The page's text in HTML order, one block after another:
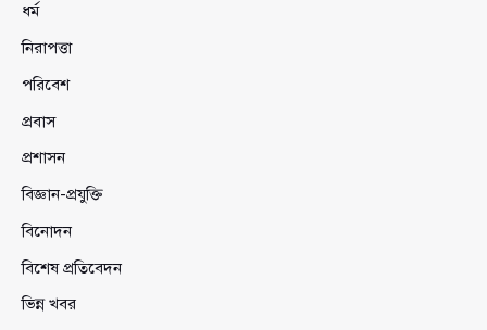
ধর্ম
নিরাপত্তা
পরিবেশ
প্রবাস
প্রশাসন
বিজ্ঞান-প্রযুক্তি
বিনোদন
বিশেষ প্রতিবেদন
ভিন্ন খবর